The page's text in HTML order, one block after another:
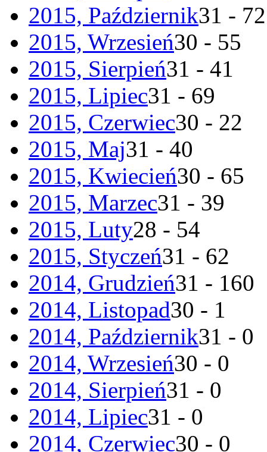
2015, Październik31 - 72
2015, Wrzesień30 - 55
2015, Sierpień31 - 41
2015, Lipiec31 - 69
2015, Czerwiec30 - 22
2015, Maj31 - 40
2015, Kwiecień30 - 65
2015, Marzec31 - 39
2015, Luty28 - 54
2015, Styczeń31 - 62
2014, Grudzień31 - 160
2014, Listopad30 - 1
2014, Październik31 - 0
2014, Wrzesień30 - 0
2014, Sierpień31 - 0
2014, Lipiec31 - 0
2014, Czerwiec30 - 0